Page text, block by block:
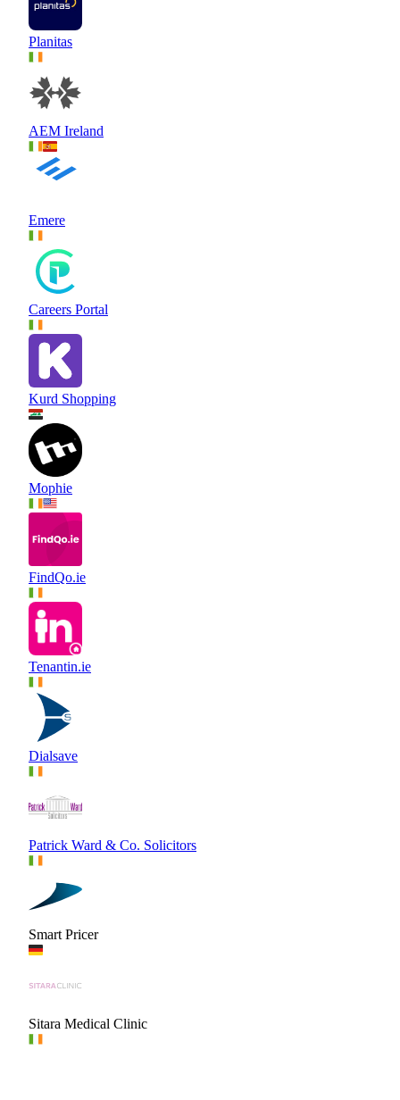
Planitas
AEM Ireland
Emere
Careers Portal
Kurd Shopping
Mophie
FindQo.ie
Tenantin.ie
Dialsave
Patrick Ward & Co. Solicitors
Smart Pricer
Sitara Medical Clinic